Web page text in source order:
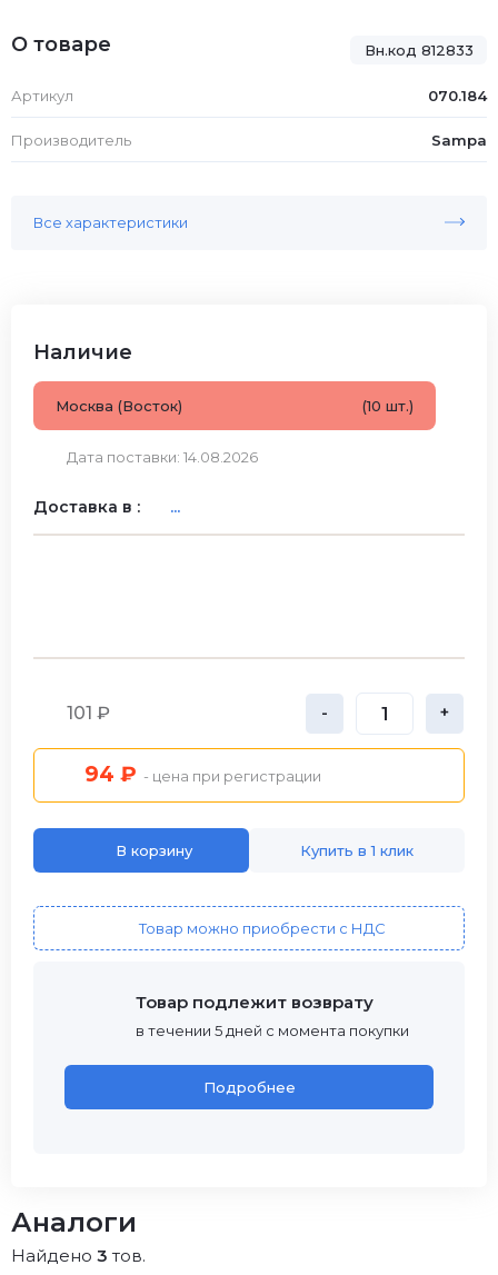
Вн.код 812833
О товаре
Артикул 070.184
Производитель Sampa
Все характеристики
Наличие
Москва (Восток) (10 шт.)
Дата поставки: 14.08.2026
Доставка в : ...
101 ₽ - +
94 ₽ - цена при регистрации
В корзину Купить в 1 клик
Товар можно приобрести с НДС
Товар подлежит возврату
в течении 5 дней с момента покупки
Подробнее
Аналоги
Найдено 3 тов.